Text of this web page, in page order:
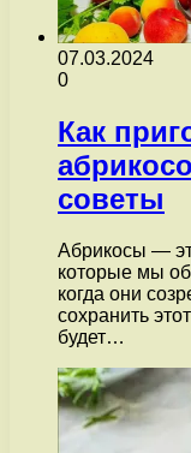
07.03.2024
0
Как
советы
Абрикосы —
которые мы
когда они
сохранить
будет…